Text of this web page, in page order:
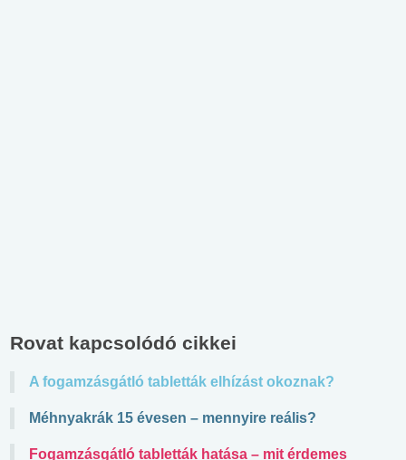
Rovat kapcsolódó cikkei
A fogamzásgátló tabletták elhízást okoznak?
Méhnyakrák 15 évesen – mennyire reális?
Fogamzásgátló tabletták hatása – mit érdemes